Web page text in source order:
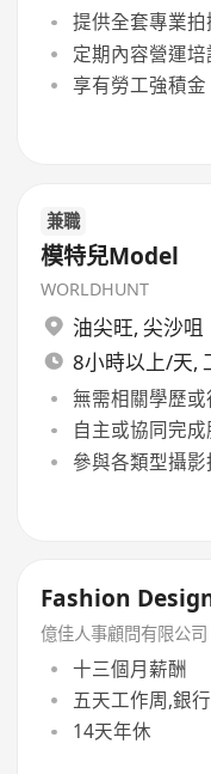
提供全套專業
定期內容營運
享有勞工強積
兼職
模特兒Model
WORLDHUNT
油尖旺, 尖沙咀
8小時以上/天,
無需相關學歷
自主或協同完
參與各類型攝
Fashion
億佳人事顧問有限公司
十三個月薪酬
五天工作周,銀
14天年休